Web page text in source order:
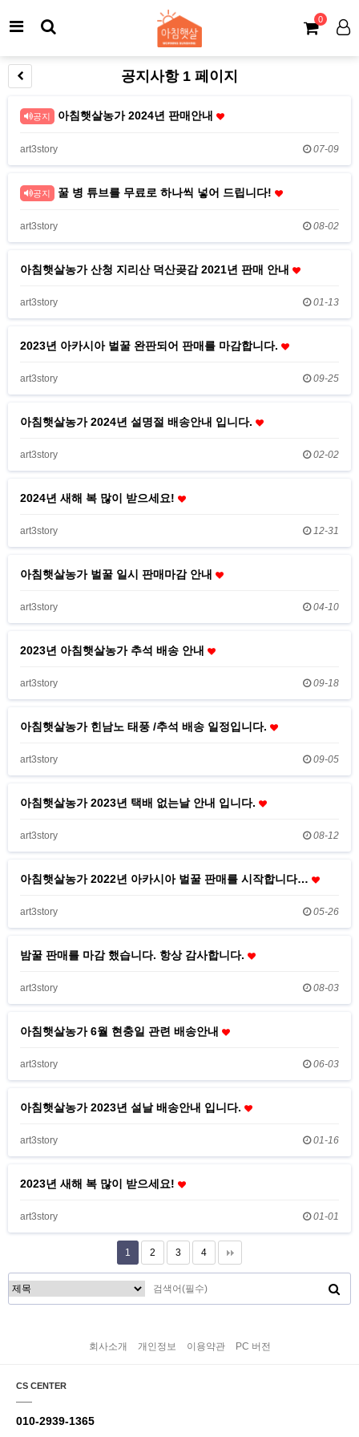
0
공지사항 1 페이지
공지 아침햇살농가 2024년 판매안내
art3story 07-09
공지 꿀 병 튜브를 무료로 하나씩 넣어 드립니다!
art3story 08-02
아침햇살농가 산청 지리산 덕산곶감 2021년 판매 안내
art3story 01-13
2023년 아카시아 벌꿀 완판되어 판매를 마감합니다.
art3story 09-25
아침햇살농가 2024년 설명절 배송안내 입니다.
art3story 02-02
2024년 새해 복 많이 받으세요!
art3story 12-31
아침햇살농가 벌꿀 일시 판매마감 안내
art3story 04-10
2023년 아침햇살농가 추석 배송 안내
art3story 09-18
아침햇살농가 힌남노 태풍 /추석 배송 일정입니다.
art3story 09-05
아침햇살농가 2023년 택배 없는날 안내 입니다.
art3story 08-12
아침햇살농가 2022년 아카시아 벌꿀 판매를 시작합니다…
art3story 05-26
밤꿀 판매를 마감 했습니다. 항상 감사합니다.
art3story 08-03
아침햇살농가 6월 현충일 관련 배송안내
art3story 06-03
아침햇살농가 2023년 설날 배송안내 입니다.
art3story 01-16
2023년 새해 복 많이 받으세요!
art3story 01-01
1 2 3 4
회사소개 개인정보 이용약관 PC 버전
CS CENTER
010-2939-1365